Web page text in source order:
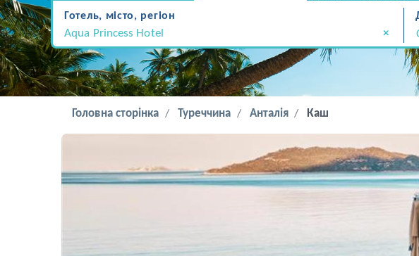
Готель, місто, регіон
×
Aqua Princess Hotel
Головна сторінка Туреччина Анталія Каш